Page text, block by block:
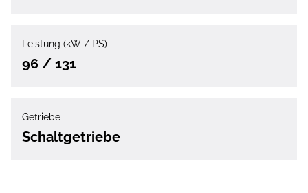
Leistung (kW / PS)
96 / 131
Getriebe
Schaltgetriebe